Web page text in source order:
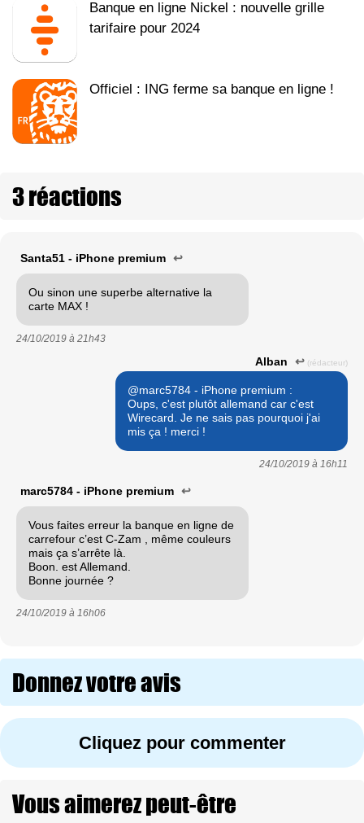
Banque en ligne Nickel : nouvelle grille
tarifaire pour 2024
Officiel : ING ferme sa banque en ligne !
3 réactions
Santa51 - iPhone premium ↩
Ou sinon une superbe alternative la
carte MAX !
24/10/2019 à 21h43
Alban ↩ (rédacteur)
@marc5784 - iPhone premium :
Oups, c'est plutôt allemand car c'est
Wirecard. Je ne sais pas pourquoi j'ai
mis ça ! merci !
24/10/2019 à 16h11
marc5784 - iPhone premium ↩
Vous faites erreur la banque en ligne de
carrefour c’est C-Zam , même couleurs
mais ça s’arrête là.
Boon. est Allemand.
Bonne journée ?
24/10/2019 à 16h06
Donnez votre avis
Cliquez pour commenter
Vous aimerez peut-être